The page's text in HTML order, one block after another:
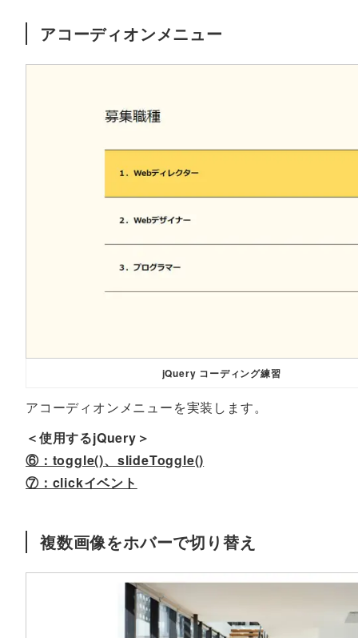
アコーディオンメニュー
jQuery コーディング練習
アコーディオンメニューを実装します。
＜使用するjQuery＞
⑥：toggle()、slideToggle()
⑦：clickイベント
複数画像をホバーで切り替え